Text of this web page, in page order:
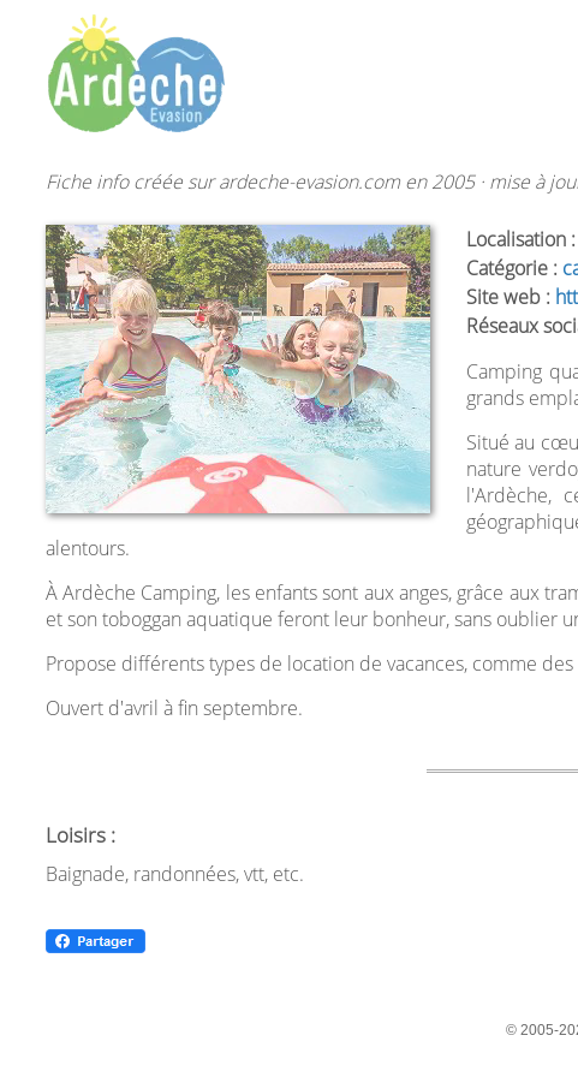
Fiche info créée sur ardeche-evasion.com en 2005 · mise à
Localisation :
Catégorie :
Site web :
Réseaux
Camping
grands
Situé au
nature
l'Ardèche,
alentours.
À Ardèche Camping, les enfants sont aux anges, grâce aux
et son toboggan aquatique feront leur bonheur, sans oublier
Propose différents types de location de vacances, comme
Ouvert d'avril à fin septembre.
Loisirs :
Baignade, randonnées, vtt, etc.
© 2005-